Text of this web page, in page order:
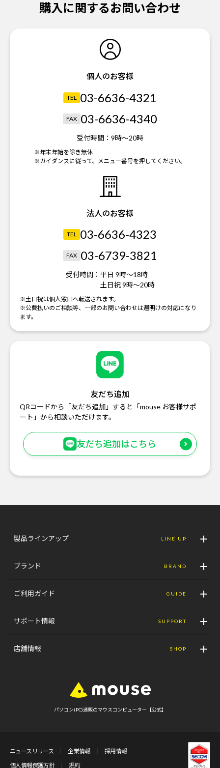
購入に関するお問い合わせ
個人のお客様
TEL 03-6636-4321
FAX 03-6636-4340
受付時間： 9時～20時
※年末年始を除き無休
※ガイダンスに従って、メニュー番号を押してください。
法人のお客様
TEL 03-6636-4323
FAX 03-6739-3821
受付時間： 平日 9時～18時
土日祝 9時～20時
※土日祝は個人窓口へ転送されます。
※公費払いのご相談等、一部のお問い合わせは週明けの対応になり
ます。
友だち追加
QRコードから「友だち追加」すると「mouse お客様サポ
ート」から相談いただけます。
友だち追加はこちら
製品ラインアップ LINE UP
ブランド BRAND
ご利用ガイド GUIDE
サポート情報 SUPPORT
店舗情報 SHOP
パソコン(PC)通販のマウスコンピューター【公式】
ニュースリリース 企業情報
採用情報
個人情報保護方針
規約